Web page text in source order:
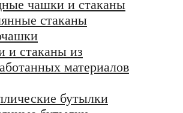
чашки и стаканы
стаканы
и стаканы из
материалов
бутылки